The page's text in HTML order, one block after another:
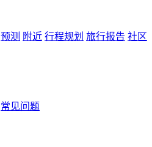
预测 附近行程规划 旅行报告 社区
常见问题